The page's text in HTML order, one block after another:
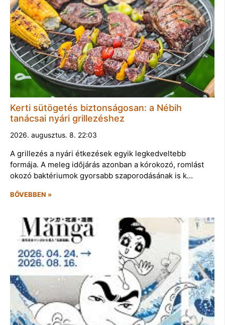
Kerti sütögetés biztonságosan: a Nébih
tanácsai nyári grillezéshez
2026. augusztus. 8. 22:03
A grillezés a nyári étkezések egyik legkedveltebb
formája. A meleg időjárás azonban a kórokozó, romlást
okozó baktériumok gyorsabb szaporodásának is k…
BŐVEBBEN »